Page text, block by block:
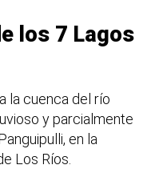
los 7 Lagos
la cuenca del río
y parcialmente
en la
Los Ríos.